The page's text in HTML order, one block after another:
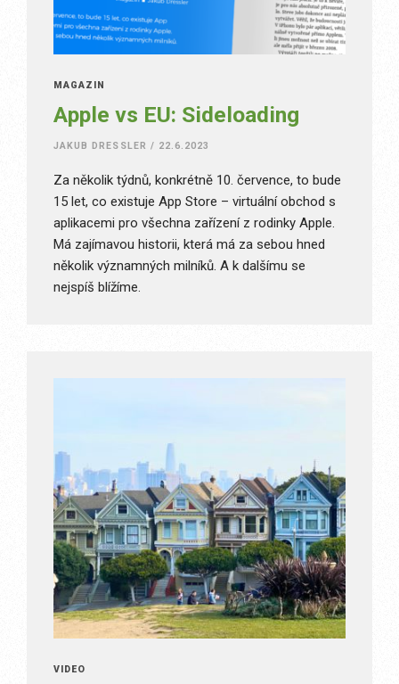
MAGAZÍN
Apple vs EU: Sideloading
JAKUB DRESSLER / 22.6.2023
Za několik týdnů, konkrétně 10. července, to bude
15 let, co existuje App Store – virtuální obchod s
aplikacemi pro všechna zařízení z rodinky Apple.
Má zajímavou historii, která má za sebou hned
několik významných milníků. A k dalšímu se
nejspíš blížíme.
VIDEO